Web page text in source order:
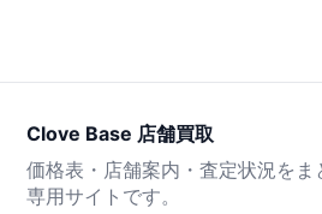
Clove Base 店舗買取
価格表・店舗案内・査定状況をま
専用サイトです。